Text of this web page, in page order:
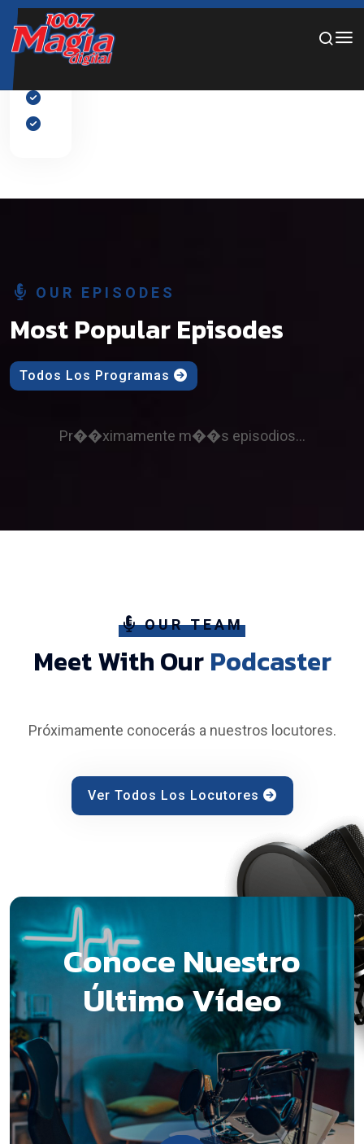
Por favor, añade diapositivas al slider desde el panel de
edición.
OUR EPISODES
Most Popular Episodes
Todos Los Programas
Pr��ximamente m��s episodios...
OUR TEAM
Meet With OurPodcaster
Próximamente conocerás a nuestros locutores.
Ver Todos Los Locutores
Conoce Nuestro
Último Vídeo